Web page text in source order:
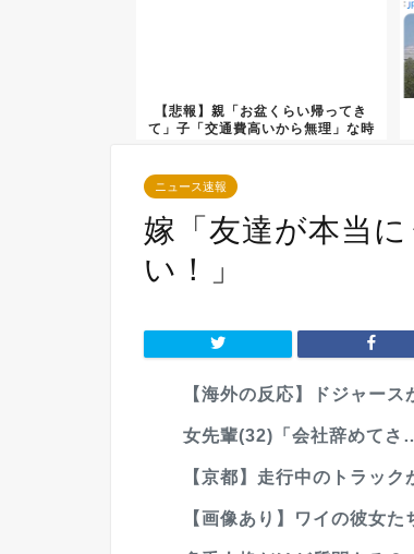
【悲報】親「お盆くらい帰ってき
て」子「交通費高いから無理」な時
ニュース速報
嫁「友達が本当
い！」
【海外の反応】ドジャー
女先輩(32)「会社辞めて
【京都】走行中のトラッ
【画像あり】ワイの彼女